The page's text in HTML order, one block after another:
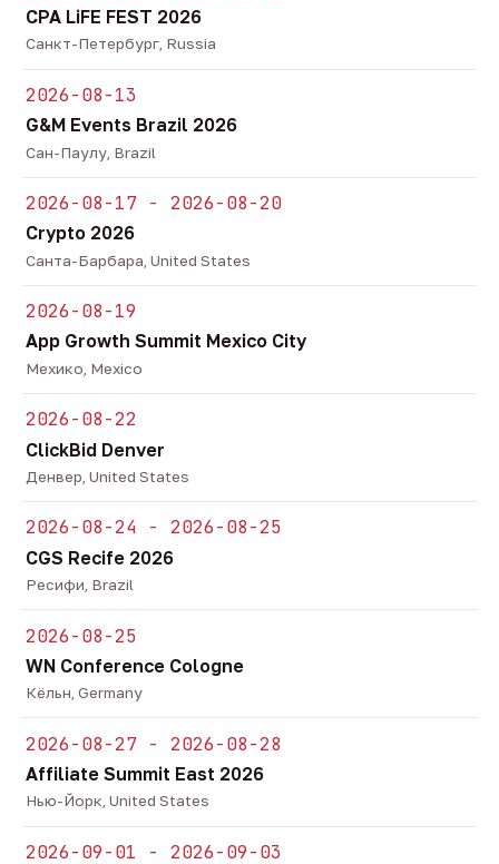
CPA LiFE FEST 2026
Санкт-Петербург, Russia
2026-08-13
G&M Events Brazil 2026
Сан-Паулу, Brazil
2026-08-17 - 2026-08-20
Crypto 2026
Санта-Барбара, United States
2026-08-19
App Growth Summit Mexico City
Мехико, Mexico
2026-08-22
ClickBid Denver
Денвер, United States
2026-08-24 - 2026-08-25
CGS Recife 2026
Ресифи, Brazil
2026-08-25
WN Conference Cologne
Кёльн, Germany
2026-08-27 - 2026-08-28
Affiliate Summit East 2026
Нью-Йорк, United States
2026-09-01 - 2026-09-03